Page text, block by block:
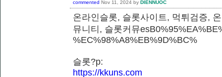
commented Nov 11, 2024 by DIENNUOC
온라인슬롯, 슬롯사이트, 먹튀검증,
뮤니티, 슬롯커뮤
%EC%98%A8%EB%9D%BC%
슬롯?p:
https://kkuns.com